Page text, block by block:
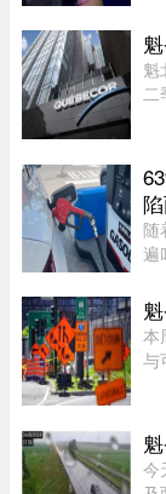
舞
电
魁
二
随
遍
公
理
本
与
堵
今